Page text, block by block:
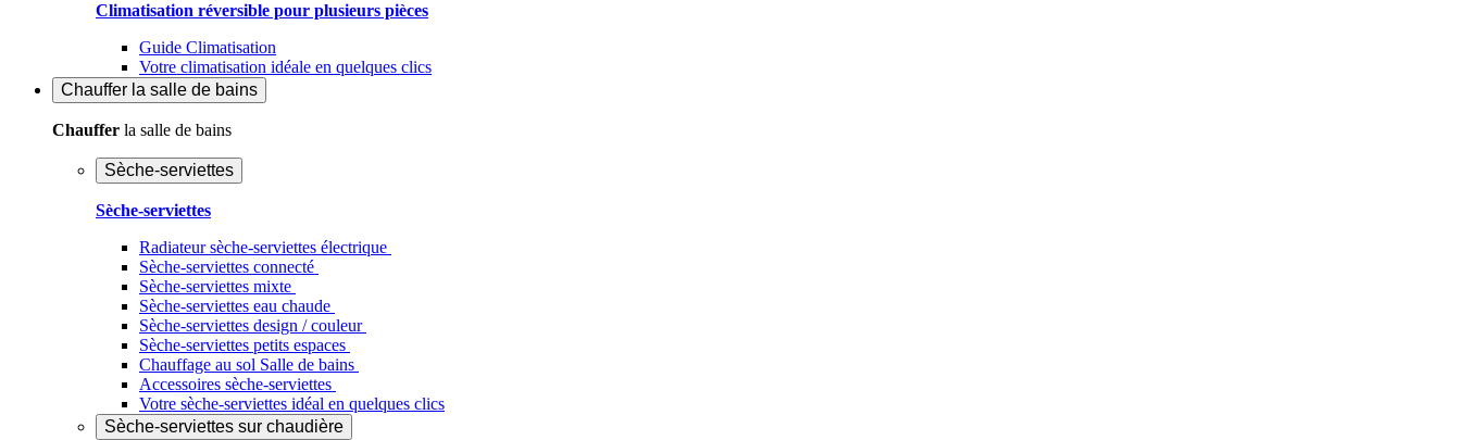
Climatisation réversible pour plusieurs pièces
Guide Climatisation
Votre climatisation idéale en quelques clics
Chauffer la salle de bains
Chauffer la salle de bains
Sèche-serviettes
Sèche-serviettes
Radiateur sèche-serviettes électrique
Sèche-serviettes connecté
Sèche-serviettes mixte
Sèche-serviettes eau chaude
Sèche-serviettes design / couleur
Sèche-serviettes petits espaces
Chauffage au sol Salle de bains
Accessoires sèche-serviettes
Votre sèche-serviettes idéal en quelques clics
Sèche-serviettes sur chaudière